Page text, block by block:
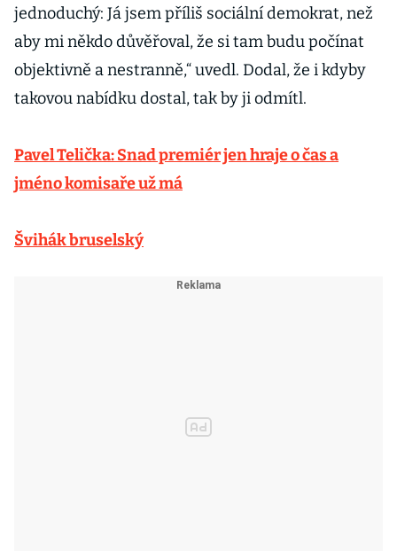
jednoduchý: Já jsem příliš sociální demokrat, než
aby mi někdo důvěřoval, že si tam budu počínat
objektivně a nestranně,“ uvedl. Dodal, že i kdyby
takovou nabídku dostal, tak by ji odmítl.
Pavel Telička: Snad premiér jen hraje o čas a
jméno komisaře už má
Švihák bruselský